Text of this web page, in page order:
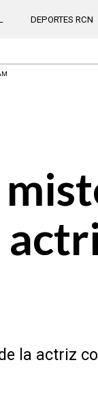
DEPORTES RCN
la actriz